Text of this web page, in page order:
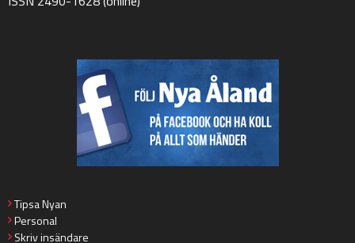
Tipsa Nyan
Personal
Skriv insändare